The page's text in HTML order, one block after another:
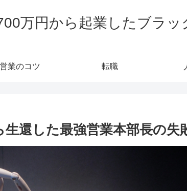
万円から起業したブラッ
営業のコツ 転職
還した最強営業本部長の失